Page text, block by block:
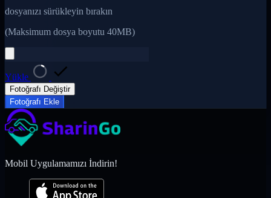
dosyanızı sürükleyin bırakın
(Maksimum dosya boyutu 40MB)
Yükle
Fotoğrafı Değiştir
Fotoğrafı Ekle
Mobil Uygulamamızı İndirin!